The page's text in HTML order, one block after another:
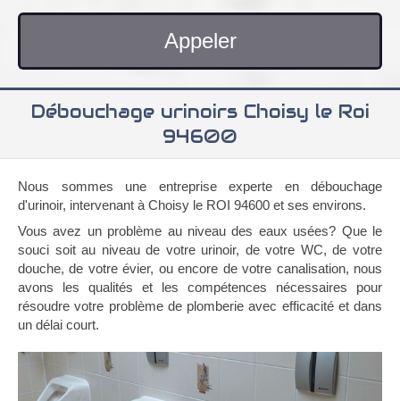
Appeler
Débouchage urinoirs Choisy le Roi
94600
Nous sommes une entreprise experte en débouchage
d'urinoir, intervenant à Choisy le ROI 94600 et ses environs.
Vous avez un problème au niveau des eaux usées? Que le
souci soit au niveau de votre urinoir, de votre WC, de votre
douche, de votre évier, ou encore de votre canalisation, nous
avons les qualités et les compétences nécessaires pour
résoudre votre problème de plomberie avec efficacité et dans
un délai court.